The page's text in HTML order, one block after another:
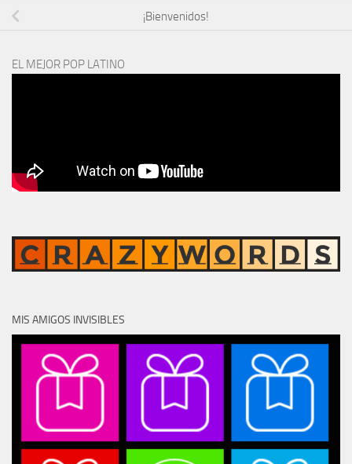
¡Bienvenidos!
EL MEJOR POP LATINO
MIS AMIGOS INVISIBLES